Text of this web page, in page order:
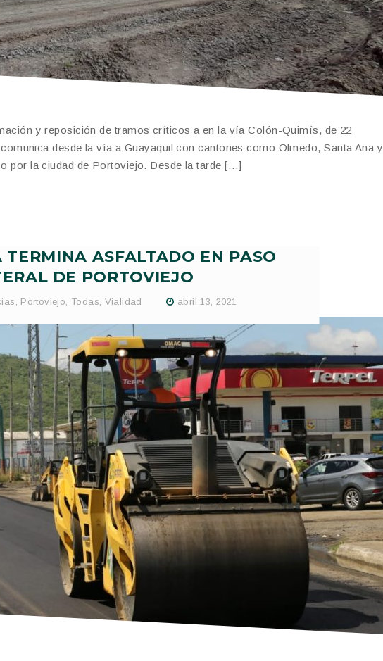
y reposición de tramos críticos a en la vía Colón-Quimís, de 22
desde la vía a Guayaquil con cantones como Olmedo, Santa Ana y
por la ciudad de Portoviejo. Desde la tarde […]
TERMINA ASFALTADO EN PASO
DE PORTOVIEJO
, Portoviejo, Todas, Vialidad abril 13, 2021